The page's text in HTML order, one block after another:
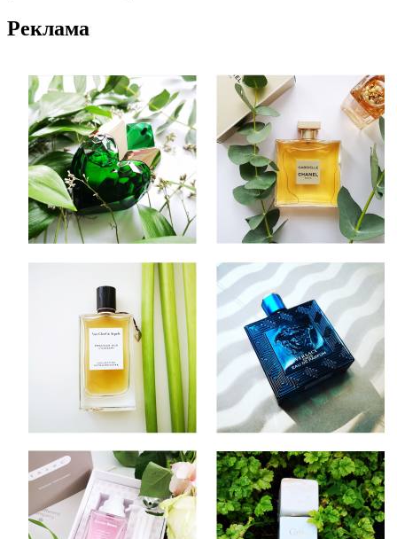
Реклама